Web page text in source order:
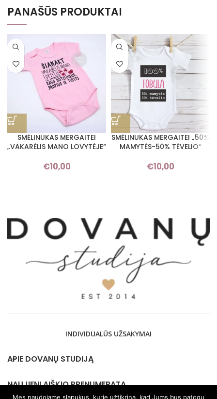
PANAŠŪS PRODUKTAI
SMĖLINUKAS MERGAITEI
„VAKARĖLIS MANO LOVYTĖJE“
€10,00
SMĖLINUKAS MERGAITEI „50%
MAMYTĖS-50% TĖVELIO“
€10,00
INDIVIDUALŪS UŽSAKYMAI
APIE DOVANŲ STUDIJĄ
NAUJIENLAIŠKIO PRENUMERATA
Mes naudojame slapukus, kurie užtikrina, kad Jums bus patogu